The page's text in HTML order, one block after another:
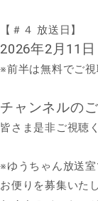
【＃４ 放送日】
2026年2月11日
※前半は無料でご視
チャンネルの
皆さま是非ご視聴
※ゆうちゃん放送
お便りを募集いた